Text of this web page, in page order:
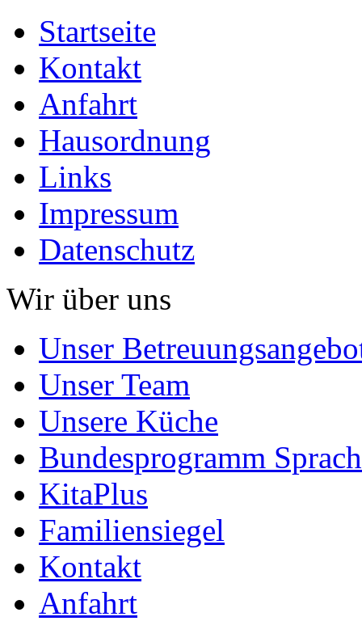
Startseite
Kontakt
Anfahrt
Hausordnung
Links
Impressum
Datenschutz
Wir über uns
Unser
Unser Team
Unsere Küche
Bundesprogramm
KitaPlus
Familiensiegel
Kontakt
Anfahrt